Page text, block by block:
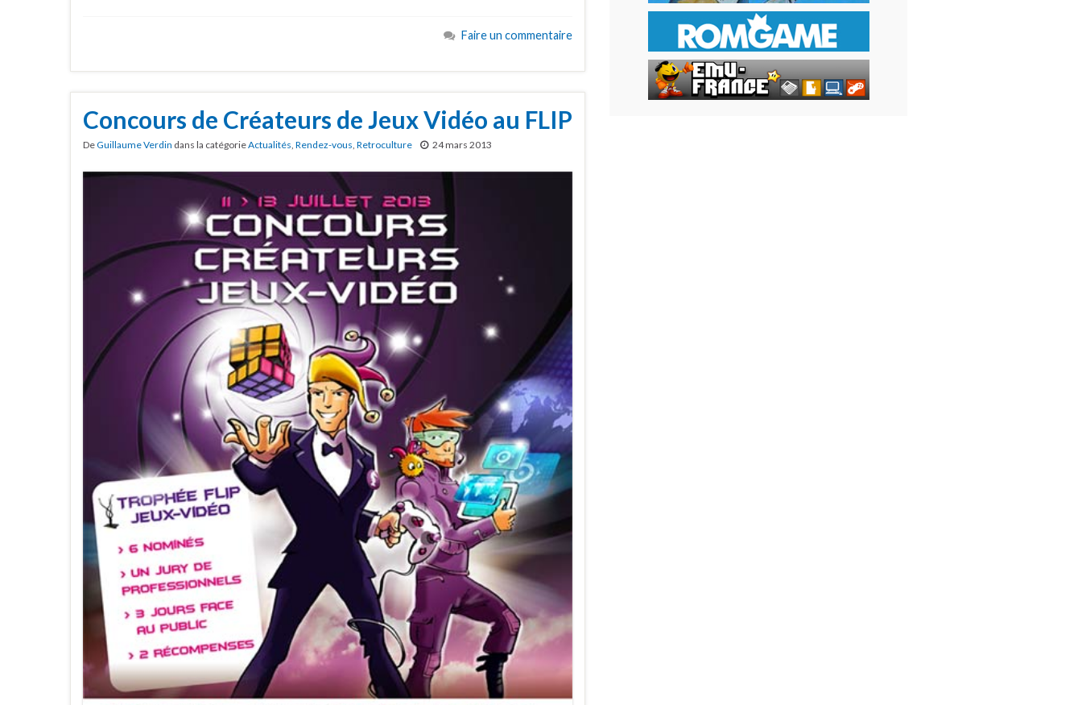
Faire un commentaire
Concours de Créateurs de Jeux Vidéo au FLIP
DeGuillaume Verdin dans la catégorieActualités, Rendez-vous, Retroculture 24 mars 2013